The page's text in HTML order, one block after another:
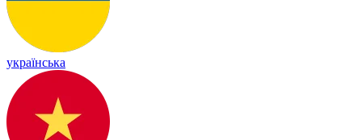
українська